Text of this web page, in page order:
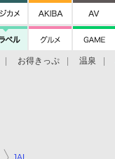
お得きっぷ 温泉